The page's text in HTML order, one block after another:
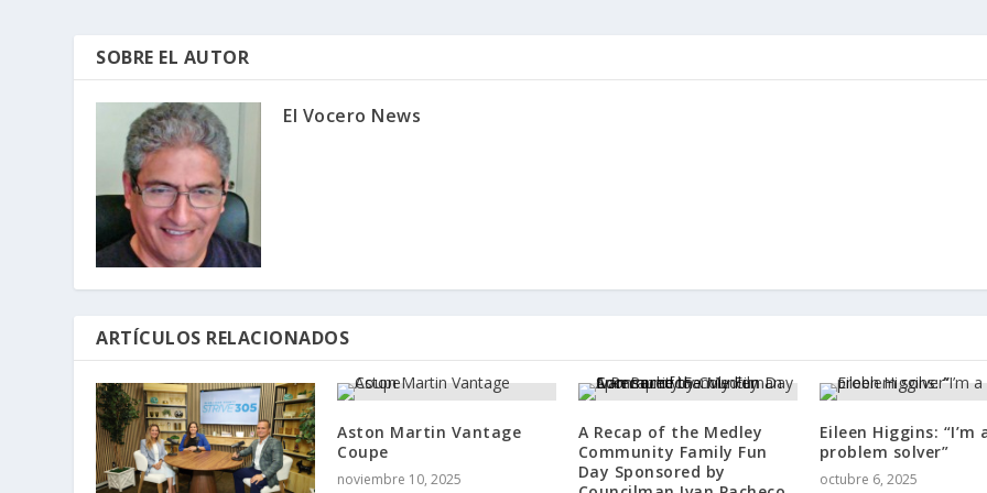
SOBRE EL AUTOR
El Vocero News
ARTÍCULOS RELACIONADOS
Aston Martin Vantage
Coupe
noviembre 10, 2025
A Recap of the Medley
Community Family Fun
Day Sponsored by
Eileen Higgins: “I’m
problem solver”
octubre 6, 2025